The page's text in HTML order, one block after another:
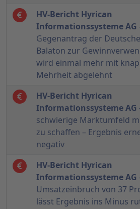
HV-Bericht Hyrican
Informationssysteme AG
Gegenantrag der Deutsche
Balaton zur
wird einmal mehr mit
Mehrheit abgelehnt
HV-Bericht Hyrican
Informationssysteme AG
schwierige Marktumfeld
zu schaffen – Ergebnis
negativ
HV-Bericht Hyrican
Informationssysteme AG
Umsatzeinbruch von 37
lässt Ergebnis ins Minus